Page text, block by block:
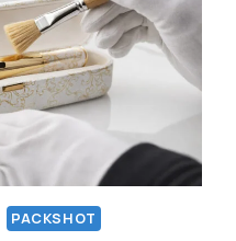
PACKSHOT